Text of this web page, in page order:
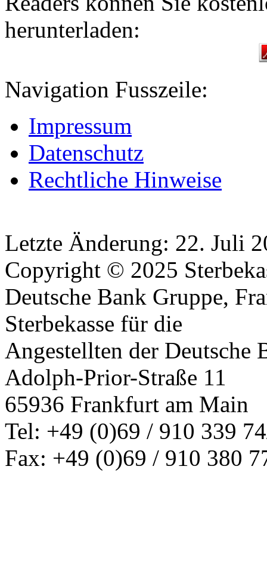
herunterladen:
Navigation Fusszeile:
Impressum
Datenschutz
Rechtliche Hinweise
Letzte Änderung: 22. Juli
Copyright © 2025
Deutsche Bank Gruppe,
Sterbekasse für die
Angestellten der Deutsche
Adolph-Prior-Straße 11
65936 Frankfurt am Main
Tel: +49 (0)69 / 910 339
Fax: +49 (0)69 / 910 380